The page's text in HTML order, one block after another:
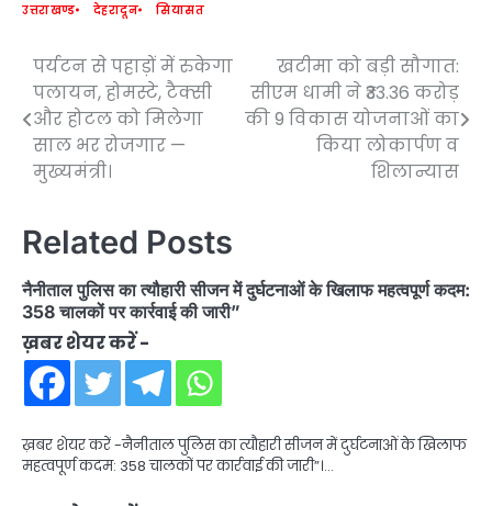
उत्तराखण्ड देहरादून सियासत
Post
navigation
पर्यटन से पहाड़ों में रुकेगा
पलायन, होमस्टे, टैक्सी
और होटल को मिलेगा
साल भर रोजगार —
मुख्यमंत्री।
खटीमा को बड़ी सौगात:
सीएम धामी ने ₹33.36 करोड़
की 9 विकास योजनाओं का
किया लोकार्पण व
शिलान्यास
Related Posts
नैनीताल पुलिस का त्यौहारी सीजन में दुर्घटनाओं के खिलाफ महत्वपूर्ण कदम:
358 चालकों पर कार्रवाई की जारी”
ख़बर शेयर करें -
ख़बर शेयर करें -नैनीताल पुलिस का त्यौहारी सीजन में दुर्घटनाओं के खिलाफ
महत्वपूर्ण कदम: 358 चालकों पर कार्रवाई की जारी”।…